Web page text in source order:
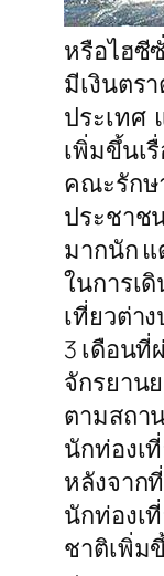
หรือไฮซี
มีเงินตร
ประเทศ
เพิ่มขึ้นเ
คณะรักษ
ประชาช
มากนัก แ
ในการเ
เที่ยวต่า
3 เดือนที่
จักรยาน
ตามสถา
นักท่องเ
หลังจาก
นักท่องเ
ชาติเพิ่ม